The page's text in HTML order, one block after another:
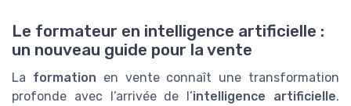
Le formateur en intelligence artificielle :
un nouveau guide pour la vente
La formation en vente connaît une transformation
profonde avec l’arrivée de l’intelligence artificielle.